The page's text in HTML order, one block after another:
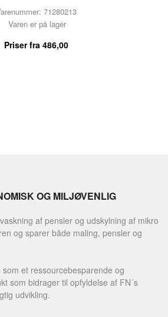
71280213
Varen er på lager
Priser fra 486,00
OG MILJØVENLIG
af pensler og udskylning af mikro
og sparer både maling, pensler og
et ressourcebesparende og
som bidrager til opfyldelse af FN´s
udvikling.